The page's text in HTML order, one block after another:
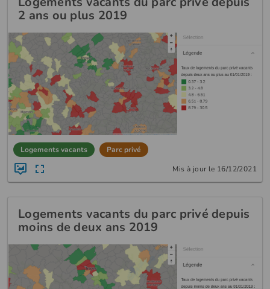
2 ans ou plus 2019
Logements vacants
Parc privé
Mis à jour le 16/12/2021
Logements vacants du parc privé depuis
moins de deux ans 2019